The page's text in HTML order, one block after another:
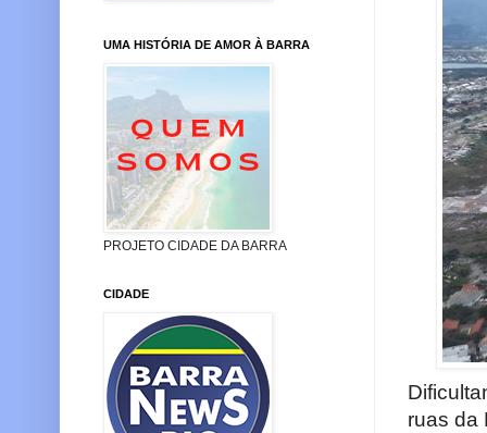
ruas da
UMA HISTÓRIA DE AMOR À BARRA
PROJETO CIDADE DA BARRA
CIDADE